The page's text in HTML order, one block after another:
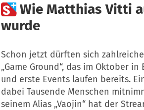
Wie Matthias Vitti
wurde
Schon jetzt dürften sich
„Game Ground“, das im Oktober
und erste Events laufen bereits.
dabei Tausende Menschen
seinem Alias „Vaojin“ hat der